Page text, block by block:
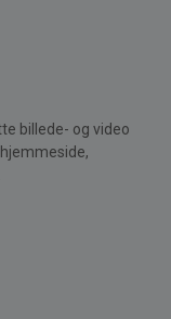
billede- og video